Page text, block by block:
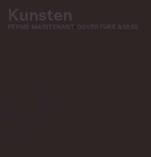
Kunsten
FERMÉ MAINTENANT OUVERTURE À 10:00